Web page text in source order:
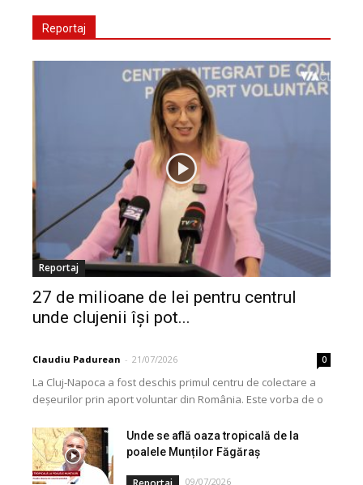
Reportaj
Reportaj
27 de milioane de lei pentru centrul
unde clujenii își pot...
Claudiu Padurean - 21/07/2026 0
La Cluj-Napoca a fost deschis primul centru de colectare a
deșeurilor prin aport voluntar din România. Este vorba de o
Unde se află oaza tropicală de la
poalele Munților Făgăraș
09/07/2026